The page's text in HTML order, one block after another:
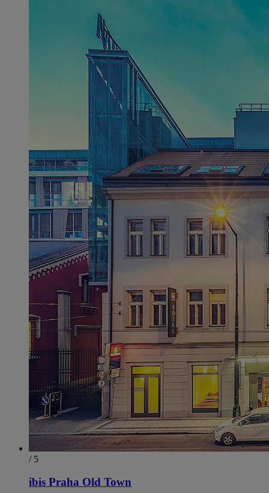
/ 5
ibis Praha Old Town